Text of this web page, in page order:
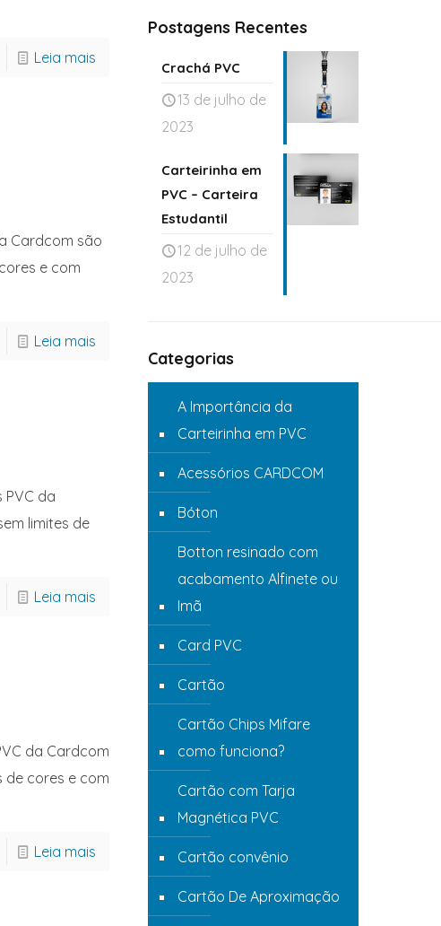
Leia mais
Cardcom são
e com
Leia mais
da
limites de
Leia mais
da Cardcom
de cores e com
Leia mais
Postagens Recentes
Crachá PVC
13 de julho de
2023
Carteirinha em
PVC – Carteira
Estudantil
12 de julho de
2023
Categorias
A Importância da
Carteirinha em PVC
Acessórios CARDCOM
Bóton
Botton resinado com
acabamento Alfinete ou
Imã
Card PVC
Cartão
Cartão Chips Mifare
como funciona?
Cartão com Tarja
Magnética PVC
Cartão convênio
Cartão De Aproximação